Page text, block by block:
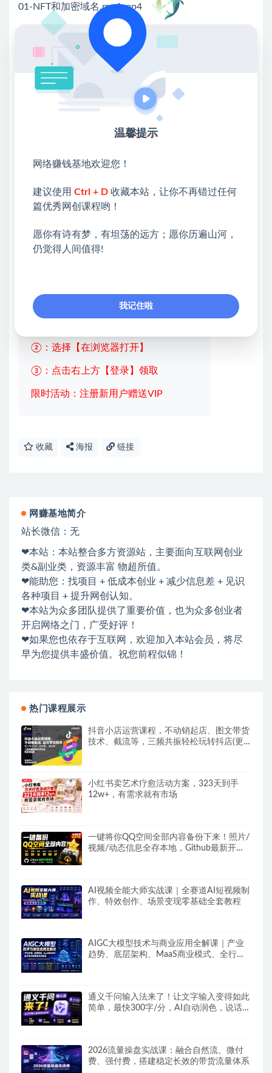
01-NFT和加密域名.mp4.mp4
02-Unstoppable Domains.mp4.mp4
03-使用你的域名接收加密货币支付.mp4
04-网站创建与销售.mp4.mp4
05-转移你的域名.mp4
07-第二部分.txt
OTO.png
效果因人而异，需结合自身努力与实操，合理运用课程
所学内容，同时严格遵守平台相关规则与相关法律法规
💖课程资料【免费】领取教程💖
②：选择【在浏览器打开】
③：点击右上方【登录】领取
限时活动：注册新用户赠送VIP
收藏 海报 链接
网赚基地简介
站长微信：无
❤本站：本站整合多方资源站，主要面向互联网创业
类&副业类，资源丰富 物超所值。
❤能助您：找项目 + 低成本创业 + 减少信息差 + 见识
各种项目 + 提升网创认知。
❤本站为众多团队提供了重要价值，也为众多创业者
开启网络之门，广受好评！
❤如果您也依存于互联网，欢迎加入本站会员，将尽
早为您提供丰盛价值。祝您前程似锦！
热门课程展示
抖音小店运营课程，不动销起店、图文带货
技术、截流等，三频共振轻松玩转抖店(更
小红书卖艺术疗愈活动方案，323天到手
12w+，有需求就有市场
一键将你QQ空间全部内容备份下来！照片/
视频/动态信息全存本地，Github最新开源
AI视频全能大师实战课｜全赛道AI短视频制
作、特效创作、场景变现零基础全套教程
AIGC大模型技术与商业应用全解课｜产业
趋势、底层架构、MaaS商业模式、全行业
通义千问输入法来了！让文字输入变得如此
简单，最快300字/分，AI自动润色，说话秒
2026流量操盘实战课：融合自然流、微付
费、强付费，搭建稳定长效的带货流量体系
温馨提示
网络赚钱基地欢迎您！
建议使用 Ctrl + D 收藏本站，让你不再错过任何
篇优秀网创课程哟！
愿你有诗有梦，有坦荡的远方；愿你历遍山河，
仍觉得人间值得!
我记住啦